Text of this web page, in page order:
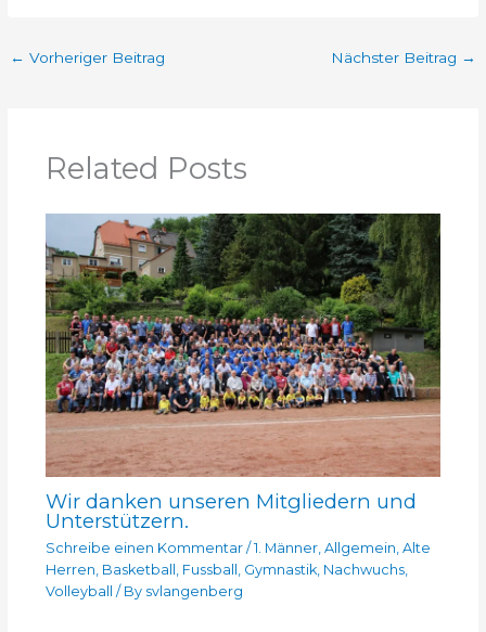
← Vorheriger Beitrag Nächster Beitrag →
Related Posts
Wir danken unseren Mitgliedern und
Unterstützern.
Schreibe einen Kommentar / 1. Männer, Allgemein, Alte
Herren, Basketball , Fussball , Gymnastik, Nachwuchs,
Volleyball
/ By svlangenberg